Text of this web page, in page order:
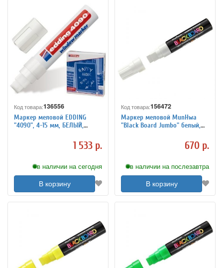
Код товара:136556
Маркер меловой EDDING
"4090", 4-15 мм, БЕЛЫЙ,
поверхностей, E-4090/491 533 р.
в наличии на сегодня
В корзину
Код товара:156472
Маркер меловой MunHwa
"Black Board Jumbo" белый,
670 р.
в наличии на послезавтра
В корзину